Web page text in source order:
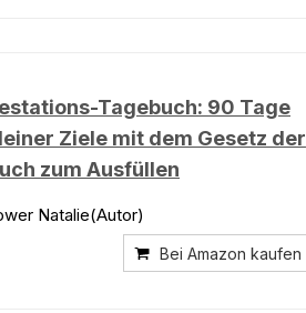
Tagebuch: 90 Tage
Ziele mit dem Gesetz der
zum Ausfüllen
Natalie(Autor)
Bei Amazon kaufen